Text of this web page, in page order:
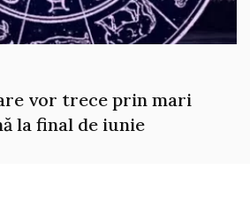
vor trece prin mari
la final de iunie